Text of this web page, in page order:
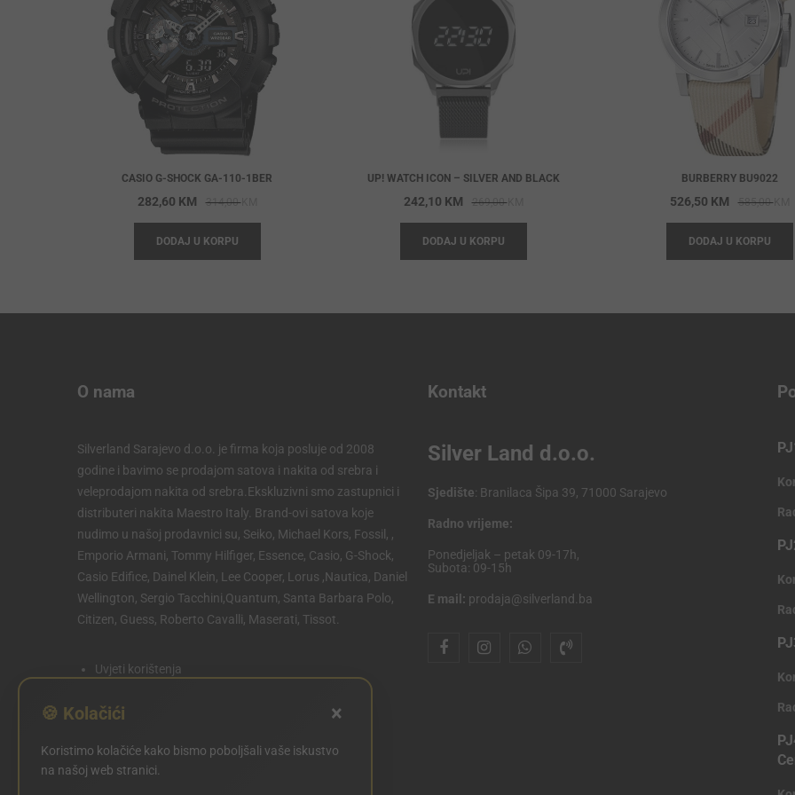
CASIO G-SHOCK GA-110-1BER
314,00KM
price
314,00 KM.
282,60 KM
price
282,60 KM.
DODAJ U KORPU
UP! WATCH ICON – SILVER AND BLACK
269,00KM
price
269,00 KM.
242,10 KM
price
242,10 KM.
DODAJ U KORPU
BURBERRY BU9022
585,00KM
526,50 KM
DODAJ U KORPU
O nama
Silverland Sarajevo d.o.o. je firma koja posluje od 2008
godine i bavimo se prodajom satova i nakita od srebra i
veleprodajom nakita od srebra.Ekskluzivni smo zastupnici i
distributeri nakita Maestro Italy. Brand-ovi satova koje
nudimo u našoj prodavnici su, Seiko, Michael Kors, Fossil, ,
Emporio Armani, Tommy Hilfiger, Essence, Casio, G-Shock,
Casio Edifice, Dainel Klein, Lee Cooper, Lorus ,Nautica, Daniel
Wellington, Sergio Tacchini,Quantum, Santa Barbara Polo,
Citizen, Guess, Roberto Cavalli, Maserati, Tissot.
Uvjeti korištenja
Politika kolačića
POSTAVKE KOLAČIĆA
Kontakt
Silver Land d.o.o.
Sjedište: Branilaca Šipa 39, 71000 Sarajevo
Radno vrijeme:
Ponedjeljak – petak 09-17h,
Subota: 09-15h
E mail: prodaja@silverland.ba
🍪 Kolačići ×
Koristimo kolačiće kako bismo poboljšali vaše iskustvo
na našoj web stranici.